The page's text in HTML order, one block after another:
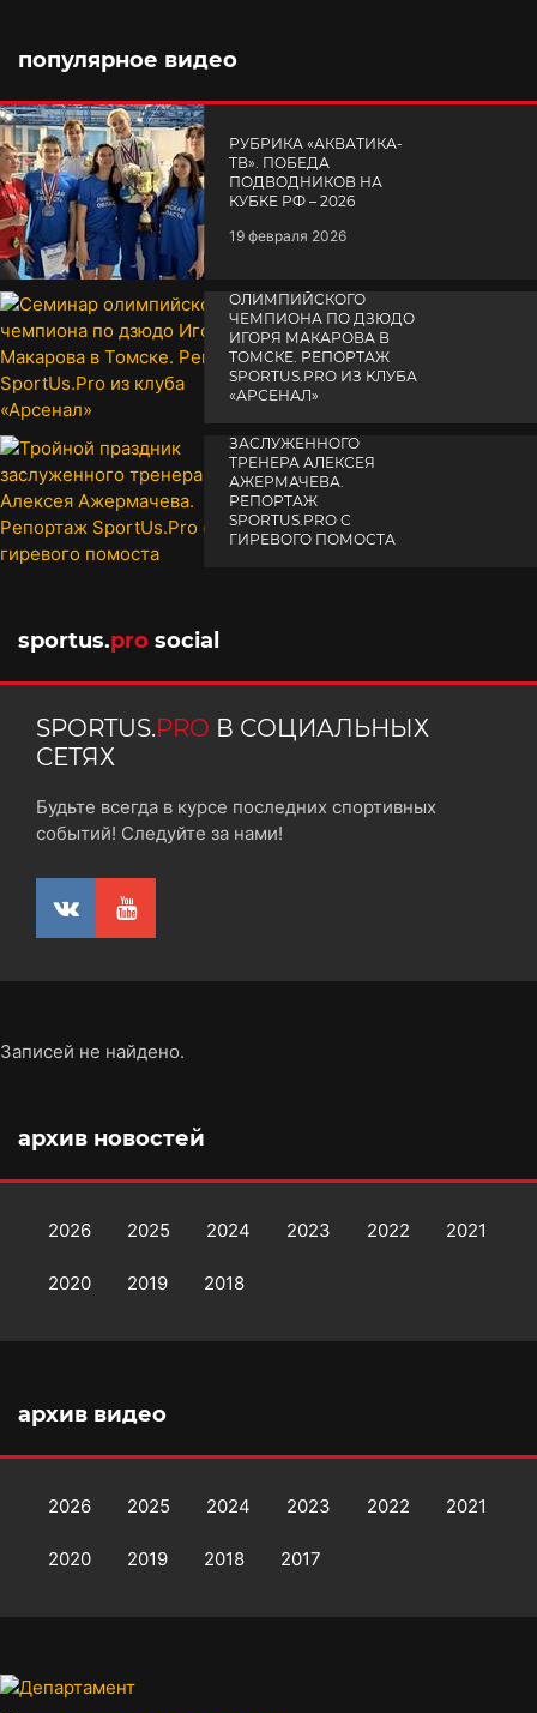
популярное видео
РУБРИКА «АКВАТИКА-
TВ». ПОБЕДА
ПОДВОДНИКОВ НА
КУБКЕ РФ – 2026
19 февраля 2026
ОЛИМПИЙСКОГО
ЧЕМПИОНА ПО ДЗЮДО
ИГОРЯ МАКАРОВА В
ТОМСКЕ. РЕПОРТАЖ
SPORTUS.PRO ИЗ КЛУБА
«АРСЕНАЛ»
ЗАСЛУЖЕННОГО
ТРЕНЕРА АЛЕКСЕЯ
АЖЕРМАЧЕВА.
РЕПОРТАЖ
SPORTUS.PRO С
ГИРЕВОГО ПОМОСТА
sportus.pro social
SPORTUS.PRO В СОЦИАЛЬНЫХ
СЕТЯХ
Будьте всегда в курсе последних спортивных
событий! Следуйте за нами!
Записей не найдено.
архив новостей
2026 2025 2024 2023 2022 2021
2020 2019 2018
архив видео
2026 2025 2024 2023 2022 2021
2020 2019 2018 2017